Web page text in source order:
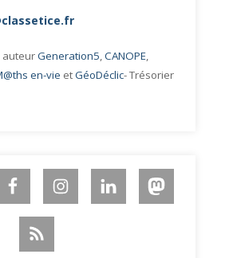
auteurGeneration5,CANOPE,
en-vie etGéoDéclic- Trésorier